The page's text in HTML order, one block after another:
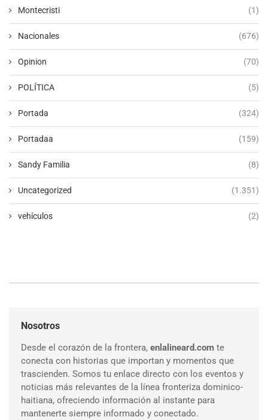
Montecristi (1)
Nacionales (676)
Opinion (70)
POLÍTICA (5)
Portada (324)
Portadaa (159)
Sandy Familia (8)
Uncategorized (1.351)
vehículos (2)
Nosotros
Desde el corazón de la frontera, enlalineard.com te
conecta con historias que importan y momentos que
trascienden. Somos tu enlace directo con los eventos y
noticias más relevantes de la línea fronteriza dominico-
haitiana, ofreciendo información al instante para
mantenerte siempre informado y conectado.